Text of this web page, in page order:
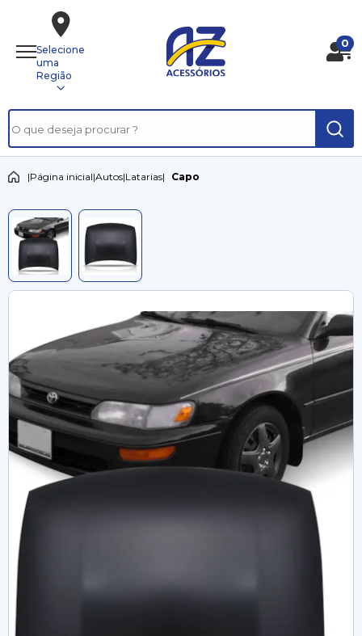
Selecione
uma
Região
0
|Página inicial|Autos|Latarias| Capo